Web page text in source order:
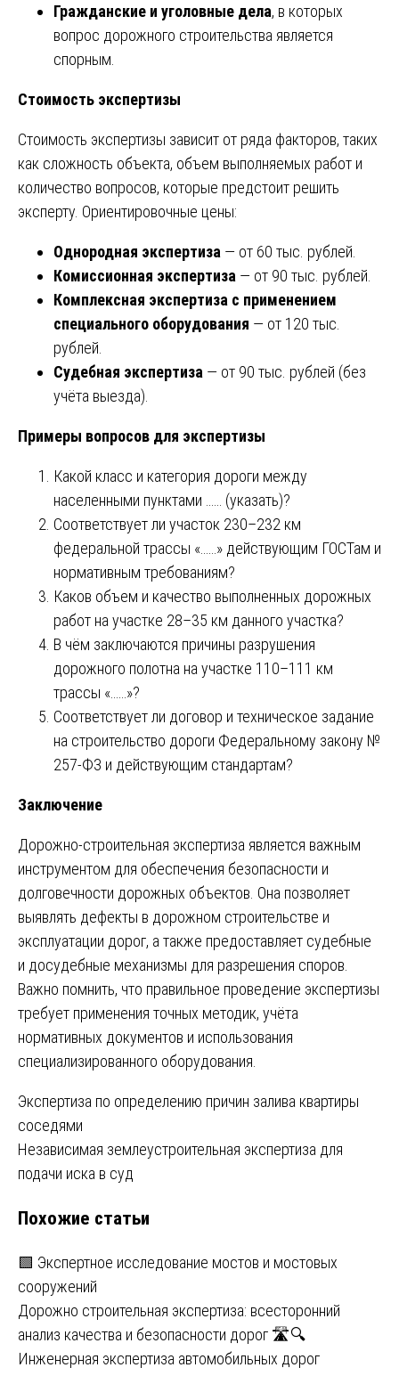
Гражданские и уголовные дела, в которых
вопрос дорожного строительства является
спорным.
Стоимость экспертизы
Стоимость экспертизы зависит от ряда факторов, таких
как сложность объекта, объем выполняемых работ и
количество вопросов, которые предстоит решить
эксперту. Ориентировочные цены:
Однородная экспертиза — от 60 тыс. рублей.
Комиссионная экспертиза — от 90 тыс. рублей.
Комплексная экспертиза с применением
специального оборудования — от 120 тыс.
рублей.
Судебная экспертиза — от 90 тыс. рублей (без
учёта выезда).
Примеры вопросов для экспертизы
Какой класс и категория дороги между
населенными пунктами …… (указать)?
Соответствует ли участок 230–232 км
федеральной трассы «……» действующим ГОСТам и
нормативным требованиям?
Каков объем и качество выполненных дорожных
работ на участке 28–35 км данного участка?
В чём заключаются причины разрушения
дорожного полотна на участке 110–111 км
трассы «……»?
Соответствует ли договор и техническое задание
на строительство дороги Федеральному закону №
257-ФЗ и действующим стандартам?
Заключение
Дорожно-строительная экспертиза является важным
инструментом для обеспечения безопасности и
долговечности дорожных объектов. Она позволяет
выявлять дефекты в дорожном строительстве и
эксплуатации дорог, а также предоставляет судебные
и досудебные механизмы для разрешения споров.
Важно помнить, что правильное проведение экспертизы
требует применения точных методик, учёта
нормативных документов и использования
специализированного оборудования.
Навигация
по
записям
Экспертиза по определению причин залива квартиры
соседями
Независимая землеустроительная экспертиза для
подачи иска в суд
Похожие статьи
🟩 Экспертное исследование мостов и мостовых
сооружений
Дорожно строительная экспертиза: всесторонний
анализ качества и безопасности дорог 🛣️🔍
Инженерная экспертиза автомобильных дорог